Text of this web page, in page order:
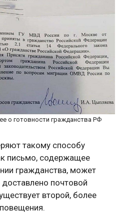
о готовности гражданства РФ
такому способу
письмо, содержащее
гражданства, может
почтовой
второй, более